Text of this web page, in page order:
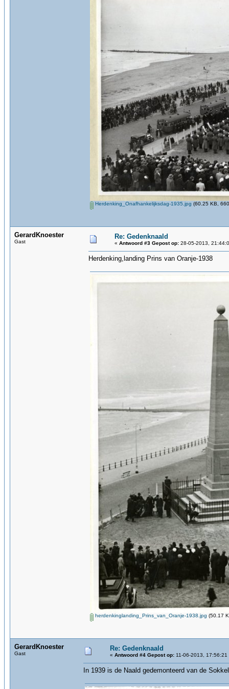
Herdenking_Onafhankelijksdag-1935.jpg (60.25 KB,
GerardKnoester
Gast
Re: Gedenknaald
« Antwoord #3 Gepost op: 28-05-2013,
Herdenking,landing Prins van Oranje-1938
herdenkinglanding_Prins_van_Oranje-1938.jpg (50.17
GerardKnoester
Gast
Re: Gedenknaald
« Antwoord #4 Gepost op: 11-06-2013, 17:56:21
In 1939 is de Naald gedemonteerd van de